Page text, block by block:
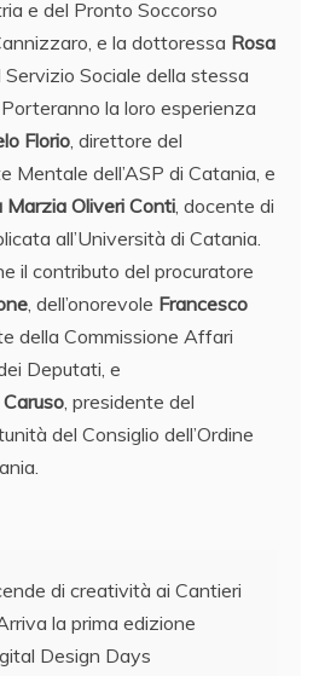
e del Pronto Soccorso
e la dottoressa Rosa
Servizio Sociale della stessa
la loro esperienza
Florio, direttore del
Mentale dell’ASP di Catania, e
Marzia Oliveri Conti, docente di
all’Università di Catania.
il contributo del procuratore
, dell’onorevole Francesco
della Commissione Affari
Deputati, e
, presidente del
del Consiglio dell’Ordine
di creatività ai Cantieri
la prima edizione
Design Days